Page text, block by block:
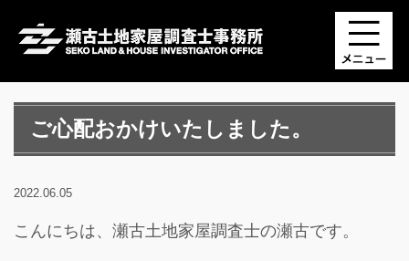
ご心配おかけいたしました。
2022.06.05
こんにちは、瀬古土地家屋調査士の瀬古です。